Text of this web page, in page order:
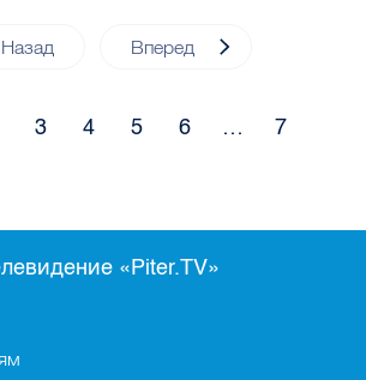
Назад Вперед
3 4 5 6 … 7
«Piter.TV»